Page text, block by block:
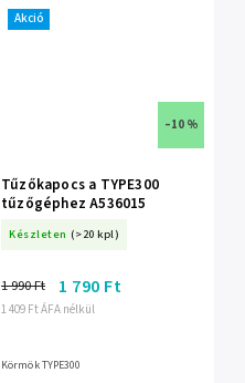
Akció
–10 %
Tűzőkapocs a TYPE300
tűzőgéphez A536015
Készleten (>20 kpl)
1 409 Ft ÁFA nélkül
1 990 Ft 1 790 Ft
Körmök TYPE300